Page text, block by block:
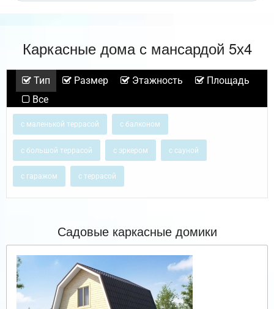
Каркасные дома с мансардой 5х4
Тип Размер Этажность
Площадь
Все
с маленькой террасой с балконом
с большой террасой с эркером с сауной
с гаражом с террасой
Садовые каркасные домики